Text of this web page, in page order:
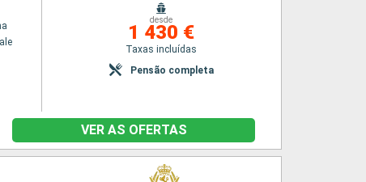
desde
1 430 €
Taxas incluídas
Pensão completa
VER AS OFERTAS